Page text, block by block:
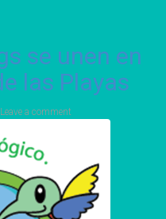
se unen en
las Playas
Leave a comment